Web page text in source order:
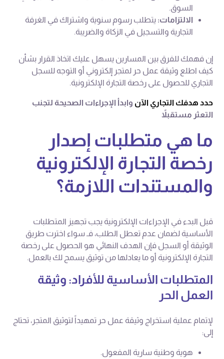
السوق.
الالتزامات: يتطلب رسوم سنوية واشتراك في الغرفة
التجارية والتسجيل في الزكاة والضريبة.
إن فهمك للفرق بين المسارين يسهل عليك اتخاذ القرار بشأن
كيف اطلع وثيقة عمل حر لمتجر إلكتروني أو التوجه للسجل
التجاري للحصول على رخصة التجارة الإلكترونية.
حدد هدفك التجاري الآن وابدأ الإجراءات الصحيحة لتجنب
التعثر مستقبلاً
ما هي متطلبات إصدار
رخصة التجارة الإلكترونية
والمستندات اللازمة؟
قبل البدء في الإجراءات الإلكترونية يجب تجهيز المتطلبات
الأساسية لضمان عدم تعطل الطلب، فـ سواء اخترت طريق
الوثيقة أو السجل فإن الهدف النهائي هو الحصول على رخصة
التجارة الإلكترونية أو ما يعادلها من توثيق يسمح لك بالعمل.
المتطلبات الأساسية للأفراد: وثيقة
العمل الحر
لإتمام عملية استخراج وثيقة عمل حر تمهيداً لتوثيق المتجر، تحتاج
إلى:
هوية وطنية سارية المفعول.